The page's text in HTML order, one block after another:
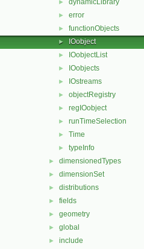
► dynamicLibrary
► error
► functionObjects
► IOobject
► IOobjectList
► IOobjects
► IOstreams
► objectRegistry
► regIOobject
► runTimeSelection
► Time
► typeInfo
► dimensionedTypes
► dimensionSet
► distributions
► fields
► geometry
► global
► include